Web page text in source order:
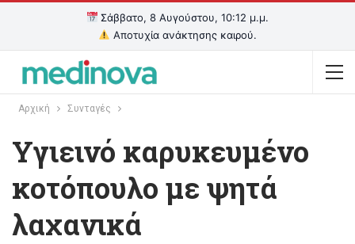
Σάββατο, 8 Αυγούστου, 10:12 μ.μ.
Αποτυχία ανάκτησης καιρού.
Αρχική Συνταγές
Υγιεινό καρυκευμένο
κοτόπουλο με ψητά
λαχανικά